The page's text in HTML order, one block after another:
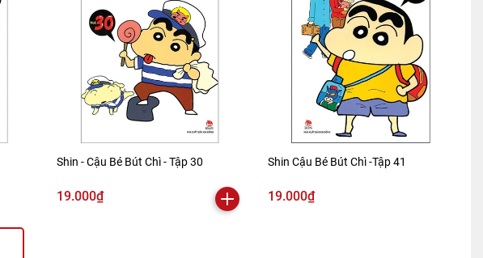
Shin - Cậu Bé Bút Chì - Tập 30
19.000₫
Shin Cậu Bé Bút Chì -Tập 41
19.000₫